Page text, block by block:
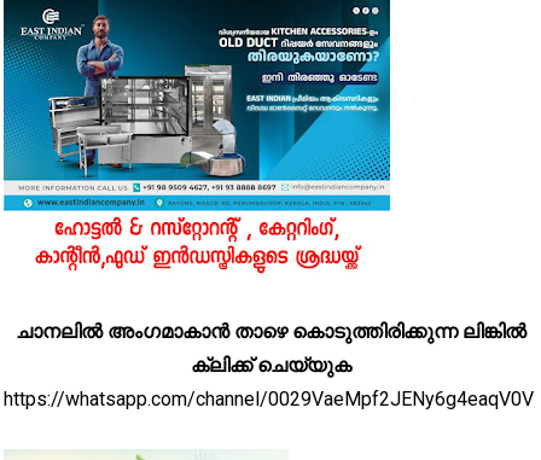
ചാനലിൽ അംഗമാകാൻ താഴെ കൊടുത്തിരിക്കുന്ന ലിങ്കിൽ
ക്ലിക്ക് ചെയ്യുക
https://whatsapp.com/channel/0029VaeMpf2JENy6g4eaqV0V